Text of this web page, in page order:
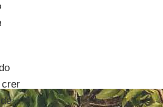
crer